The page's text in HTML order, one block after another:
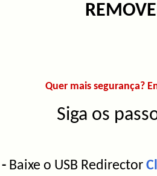
Quer mais segurança?
Siga os
Baixe o USB Redirector